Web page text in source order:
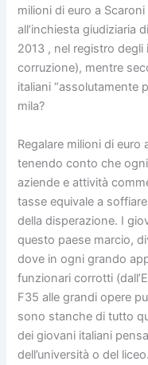
milioni di euro a
all’inchiesta giudiziaria
2013 , nel registro
corruzione), mentre
italiani “assolutamente
mila?
Regalare milioni di
tenendo conto che
aziende e attività
tasse equivale a
della disperazione. I
questo paese marcio,
dove in ogni grando
funzionari corrotti
F35 alle grandi opere
sono stanche di tutto
dei giovani italiani
dell’università o del